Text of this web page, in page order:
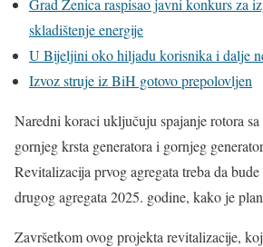
skladištenje energije
U Bijeljini oko hiljadu korisnika i dalje
Izvoz struje iz BiH gotovo prepolovljen
Naredni koraci uključuju spajanje rotora
gornjeg krsta generatora i gornjeg
Revitalizacija prvog agregata treba da
drugog agregata 2025. godine, kako je
Završetkom ovog projekta revitalizacije,